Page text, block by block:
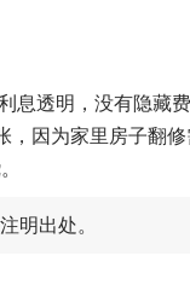
息透明，没有隐藏费
，因为家里房子翻
明出处。